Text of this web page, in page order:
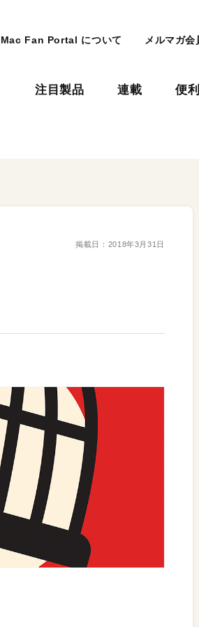
Mac Fan Portal について メルマガ会
注目製品 連載 便
掲載日： 2018年3月31日